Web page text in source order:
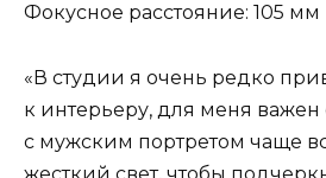
Фокусное расстояние: 105 мм
«В студии я очень редко
к интерьеру, для меня важен
с мужским портретом чаще
жесткий свет, чтобы